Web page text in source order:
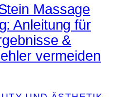
Massage
Anleitung für
&
vermeiden